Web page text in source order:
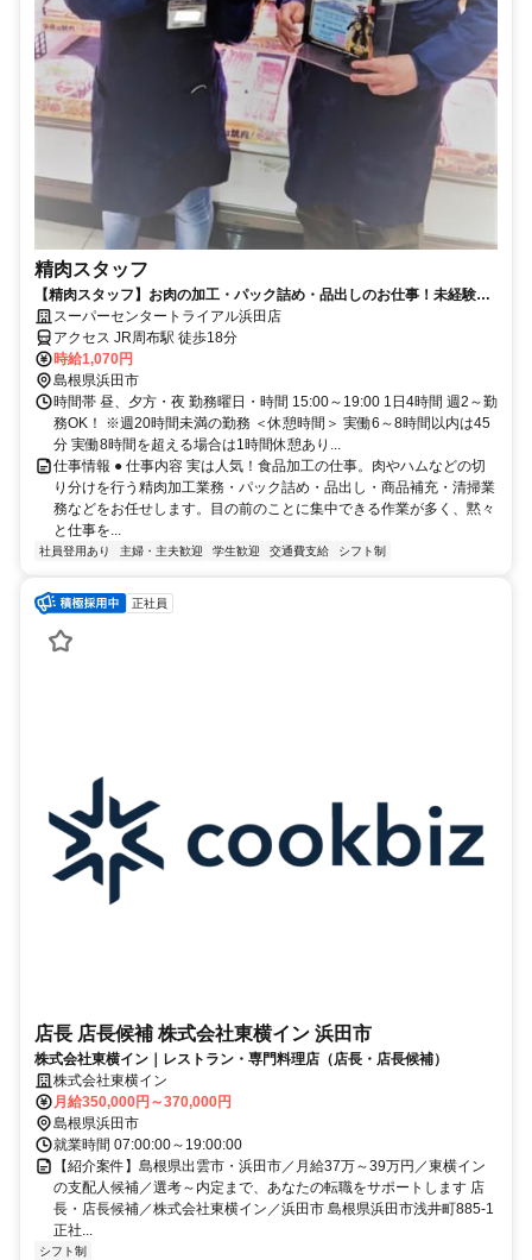
精肉スタッフ
【精肉スタッフ】お肉の加工・パック詰め・品出しのお仕事！未経験者
も大歓迎！
スーパーセンタートライアル浜田店
アクセス JR周布駅 徒歩18分
時給1,070円
島根県浜田市
時間帯 昼、夕方・夜 勤務曜日・時間 15:00～19:00 1日4時間 週2～勤
務OK！ ※週20時間未満の勤務 ＜休憩時間＞ 実働6～8時間以内は45
分 実働8時間を超える場合は1時間休憩あり...
仕事情報 ● 仕事内容 実は人気！食品加工の仕事。肉やハムなどの切
り分けを行う精肉加工業務・パック詰め・品出し・商品補充・清掃業
務などをお任せします。目の前のことに集中できる作業が多く、黙々
と仕事を...
社員登用あり 主婦・主夫歓迎 学生歓迎 交通費支給 シフト制
正社員
店長 店長候補 株式会社東横イン 浜田市
株式会社東横イン｜レストラン・専門料理店（店長・店長候補）
株式会社東横イン
月給350,000円～370,000円
島根県浜田市
就業時間 07:00:00～19:00:00
【紹介案件】島根県出雲市・浜田市／月給37万～39万円／東横イン
の支配人候補／選考～内定まで、あなたの転職をサポートします 店
長・店長候補／株式会社東横イン／浜田市 島根県浜田市浅井町885-1
正社...
シフト制